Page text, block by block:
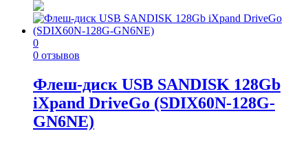
0
0 отзывов
Флеш-диск USB SANDISK 128Gb
iXpand DriveGo (SDIX60N-128G-
GN6NE)